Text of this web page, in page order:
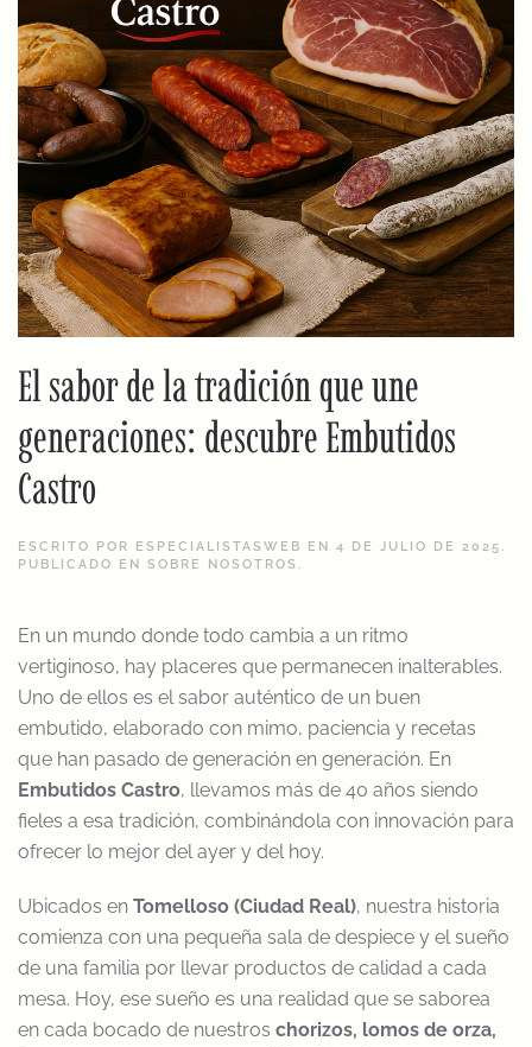
El sabor de la tradición que une
generaciones: descubre Embutidos
Castro
ESCRITO POR ESPECIALISTASWEB EN 4 DE JULIO DE 2025
PUBLICADO EN SOBRE NOSOTROS
En un mundo donde todo cambia a un ritmo
vertiginoso, hay placeres que permanecen inalterables.
Uno de ellos es el sabor auténtico de un buen
embutido, elaborado con mimo, paciencia y recetas
que han pasado de generación en generación. En
Embutidos Castro, llevamos más de 40 años siendo
fieles a esa tradición, combinándola con innovación para
ofrecer lo mejor del ayer y del hoy.
Ubicados en Tomelloso (Ciudad Real), nuestra historia
comienza con una pequeña sala de despiece y el sueño
de una familia por llevar productos de calidad a cada
mesa. Hoy, ese sueño es una realidad que se saborea
en cada bocado de nuestros chorizos, lomos de orza,